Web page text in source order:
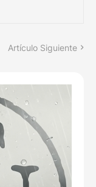
Artículo Siguiente